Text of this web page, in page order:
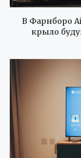
В Фарнборо
крыло